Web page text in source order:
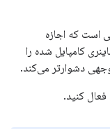
است که اجازه
کامپایل شده را
دشوارتر می‌کند.